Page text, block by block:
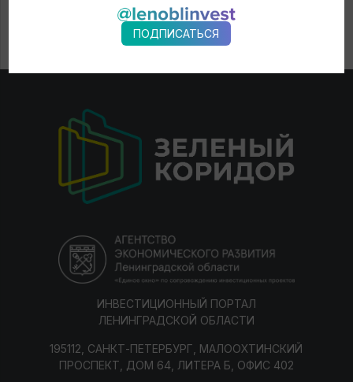
ИНВЕСТИЦИОННЫЙ ПОРТАЛ
ЛЕНИНГРАДСКОЙ ОБЛАСТИ
195112, САНКТ-ПЕТЕРБУРГ, МАЛООХТИНСКИЙ
ПРОСПЕКТ, ДОМ 64, ЛИТЕРА Б, ОФИС 402
ПОДПИСАТЬСЯ